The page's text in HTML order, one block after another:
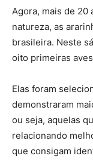
Agora, mais de 20
natureza, as
brasileira. Neste
oito primeiras
Elas foram
demonstraram
ou seja, aquelas
relacionando
que consigam